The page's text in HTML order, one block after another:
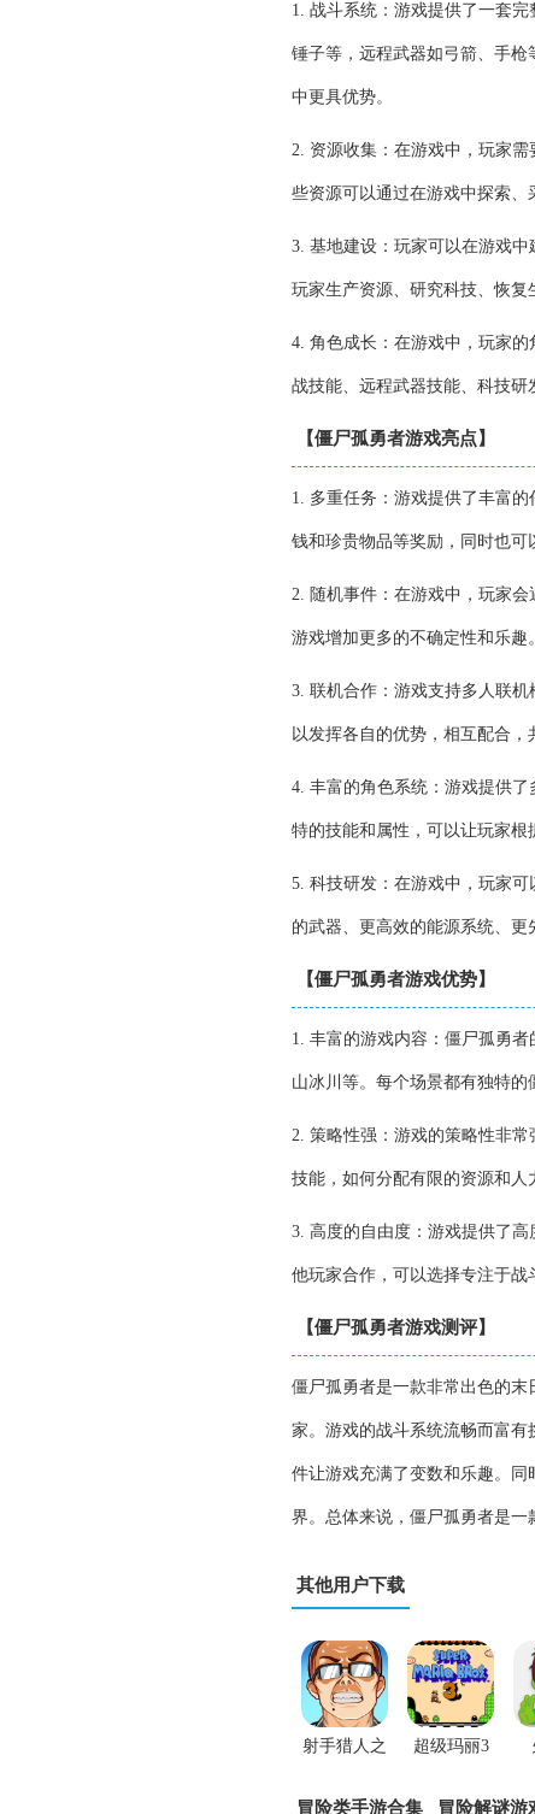
1. 战斗系统：游戏提供了一套
锤子等，远程武器如弓箭、手
中更具优势。
2. 资源收集：在游戏中，玩家
些资源可以通过在游戏中探索、
3. 基地建设：玩家可以在游戏
玩家生产资源、研究科技、恢复
4. 角色成长：在游戏中，玩家
战技能、远程武器技能、科技研
【僵尸孤勇者游戏亮点】
1. 多重任务：游戏提供了丰富
钱和珍贵物品等奖励，同时也可
2. 随机事件：在游戏中，玩家
游戏增加更多的不确定性和乐趣。
3. 联机合作：游戏支持多人联
以发挥各自的优势，相互配合，
4. 丰富的角色系统：游戏提供
特的技能和属性，可以让玩家根
5. 科技研发：在游戏中，玩家
的武器、更高效的能源系统、更
【僵尸孤勇者游戏优势】
1. 丰富的游戏内容：僵尸孤勇
山冰川等。每个场景都有独特的
2. 策略性强：游戏的策略性非
技能，如何分配有限的资源和人
3. 高度的自由度：游戏提供了
他玩家合作，可以选择专注于战
【僵尸孤勇者游戏测评】
僵尸孤勇者是一款非常出色的
家。游戏的战斗系统流畅而富
件让游戏充满了变数和乐趣。
界。总体来说，僵尸孤勇者是一
其他用户下载
射手猎人之
谜
超级玛丽3
无限道具秘
冒险类手游合集 冒险解谜游